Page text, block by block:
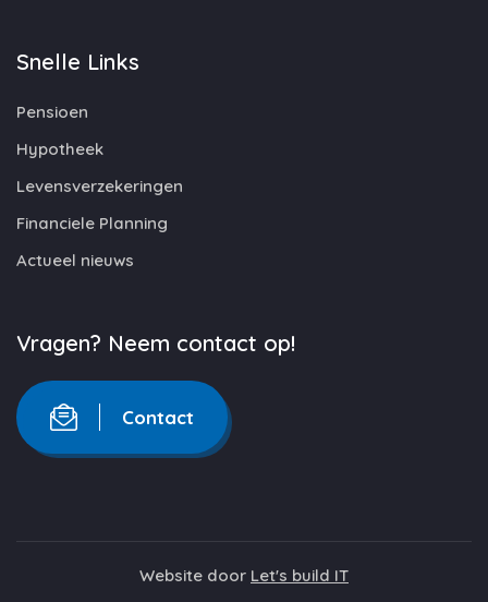
Snelle Links
Pensioen
Hypotheek
Levensverzekeringen
Financiele Planning
Actueel nieuws
Vragen? Neem contact op!
Contact
Website door Let's build IT